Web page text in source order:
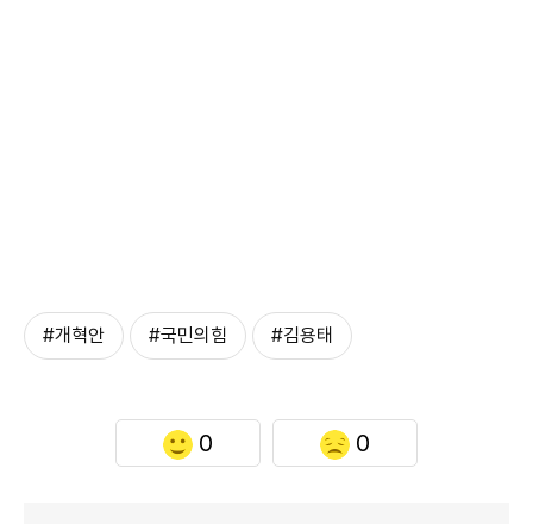
#개혁안 #국민의힘 #김용태
0 0